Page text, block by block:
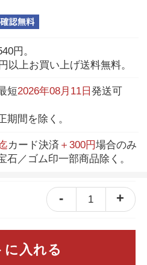
円。
以上お買い上げ送料無料。
短2026年08月11日発送可
期間を除く。
カード決済 ＋300円場合のみ
石／ゴム印一部商品除く。
- 1 +
に入れる